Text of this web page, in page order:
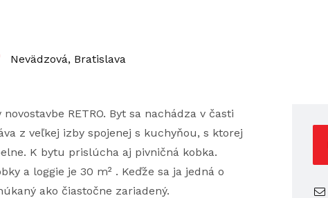
Nevädzová, Bratislava
RETRO. Byt sa nachádza v časti
z veľkej izby spojenej s kuchyňou, s ktorej
K bytu prislúcha aj pivničná kobka.
a loggie je 30 m² . Keďže sa ja jedná o
ako čiastočne zariadený.